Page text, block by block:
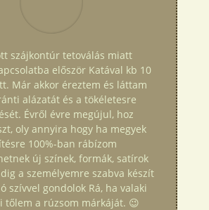
szájkontúr tetoválás miatt
először Katával kb 10
Már akkor éreztem és láttam
alázatát és a tökéletesre
Évről évre megújul, hoz
oly annyira hogy ha megyek
100%-ban rábízom
új színek, formák, satírok
a személyemre szabva készít
szívvel gondolok Rá, ha valaki
tőlem a rúzsom márkáját. 😉